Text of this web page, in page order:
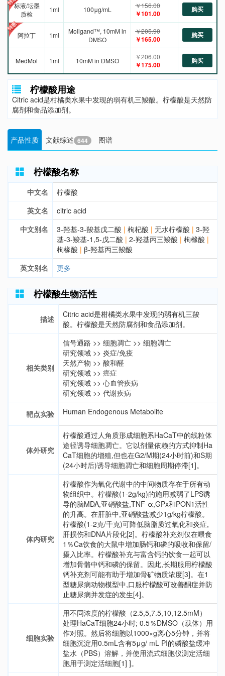
标液/坛墨
质检
1ml 100μg/mL ￥156.00
￥101.00 购买
阿拉丁 1ml
Moligand™, 10mM in
DMSO
￥205.90
￥165.00 购买
MedMol 1ml 10mM in DMSO ￥206.00
￥175.00 购买
柠檬酸用途
Citric acid是柑橘类水果中发现的弱有机三羧酸。柠檬酸是天然防
腐剂和食品添加剂。
产品性质 文献综述 644 图谱
柠檬酸名称
中文名
柠檬酸
英文名
citric acid
中文别名
3-羟基-3-羧基戊二酸 | 枸杞酸 | 无水柠檬酸 | 3-羟
基-3-羧基-1,5-戊二酸 | 2-羟基丙三羧酸 | 枸橼酸 |
枸椽酸 | β-羟基丙三羧酸
英文别名
更多
柠檬酸生物活性
描述
Citric acid是柑橘类水果中发现的弱有机三羧
酸。柠檬酸是天然防腐剂和食品添加剂。
相关类别
信号通路 >> 细胞凋亡 >> 细胞凋亡
研究领域 >> 炎症/免疫
天然产物 >> 酸和醛
研究领域 >> 癌症
研究领域 >> 心血管疾病
研究领域 >> 代谢疾病
靶点实验 Human Endogenous Metabolite
体外研究
柠檬酸通过人角质形成细胞系HaCaT中的线粒体
途径诱导细胞凋亡。它以剂量依赖的方式抑制Ha
CaT细胞的增殖,但也在G2/M期(24小时前)和S期
(24小时后)诱导细胞凋亡和细胞周期停滞[1]。
体内研究
柠檬酸作为氧化代谢中的中间物质存在于所有动
物组织中。柠檬酸(1-2g/kg)的施用减弱了LPS诱
导的脑MDA,亚硝酸盐,TNF-α,GPx和PON1活性
的升高。在肝脏中,亚硝酸盐减少1g/kg柠檬酸。
柠檬酸(1-2克/千克)可降低脑脂质过氧化和炎症,
肝损伤和DNA片段化[2]。柠檬酸补充剂仅在喂食
1％Ca饮食的大鼠中增加肠钙和磷的吸收和保留/
摄入比率。柠檬酸补充与富含钙的饮食一起可以
增加骨骼中钙和磷的保留。因此,长期服用柠檬酸
钙补充剂可能有助于增加骨矿物质浓度[3]。在1
型糖尿病动物模型中,口服柠檬酸可改善酮症并防
止糖尿病并发症的发生[4]。
细胞实验
用不同浓度的柠檬酸（2.5,5,7.5,10,12.5mM）
处理HaCaT细胞24小时; 0.5％DMSO（载体）用
作对照。然后将细胞以1000×g离心5分钟，并将
细胞沉淀用0.5mL含有5μg/ mL PI的磷酸盐缓冲
盐水（PBS）溶解，并使用流式细胞仪测定活细
胞用于测定活细胞[1] ]。